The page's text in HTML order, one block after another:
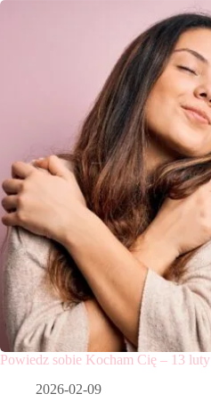
Powiedz sobie Kocham Cię – 13
2026-02-09